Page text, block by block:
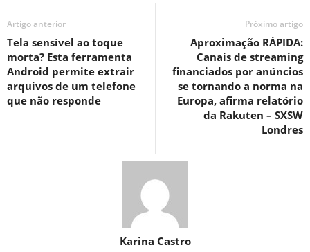
Artigo anterior
Tela sensível ao toque
morta? Esta ferramenta
Android permite extrair
arquivos de um telefone
que não responde
Próximo artigo
Aproximação RÁPIDA:
Canais de streaming
financiados por anúncios
se tornando a norma na
Europa, afirma relatório
da Rakuten – SXSW
Londres
Karina Castro